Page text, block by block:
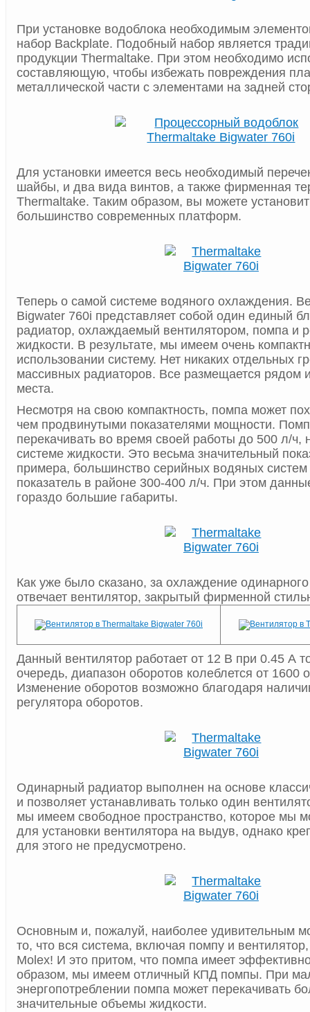
При установке водоблока необходимым
набор Backplate. Подобный набор является
продукции Thermaltake. При этом необходимо
составляющую, чтобы избежать повреждения
металлической части с элементами на задней
Для установки имеется весь необходимый
шайбы, и два вида винтов, а также фирменная
Thermaltake. Таким образом, вы можете
большинство современных платформ.
Теперь о самой системе водяного охлаждения.
Bigwater 760i представляет собой один единый
радиатор, охлаждаемый вентилятором, помпа и
жидкости. В результате, мы имеем очень
использовании систему. Нет никаких отдельных
массивных радиаторов. Все размещается рядом
места.
Несмотря на свою компактность, помпа может
чем продвинутыми показателями мощности.
перекачивать во время своей работы до 500 л/ч,
системе жидкости. Это весьма значительный
примера, большинство серийных водяных
показатель в районе 300-400 л/ч. При этом
гораздо большие габариты.
Как уже было сказано, за охлаждение
отвечает вентилятор, закрытый фирменной
Данный вентилятор работает от 12 В при 0.45 А
очередь, диапазон оборотов колеблется от 1600
Изменение оборотов возможно благодаря
регулятора оборотов.
Одинарный радиатор выполнен на основе
и позволяет устанавливать только один
мы имеем свободное пространство, которое мы
для установки вентилятора на выдув, однако
для этого не предусмотрено.
Основным и, пожалуй, наиболее удивительным
то, что вся система, включая помпу и
Molex! И это притом, что помпа имеет
образом, мы имеем отличный КПД помпы. При
энергопотреблении помпа может перекачивать
значительные объемы жидкости.